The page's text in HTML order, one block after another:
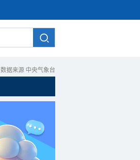
数据来源 中央气象台